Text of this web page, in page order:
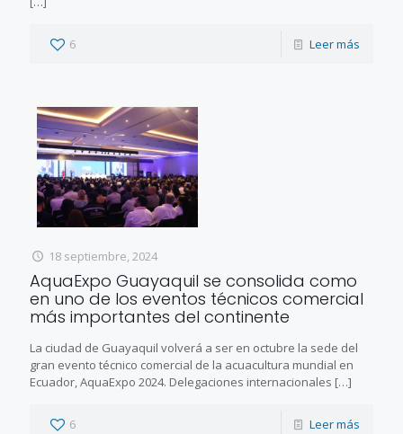
6 Leer más
18 septiembre, 2024
AquaExpo Guayaquil se consolida como
en uno de los eventos técnicos comercial
más importantes del continente
La ciudad de Guayaquil volverá a ser en octubre la sede del
gran evento técnico comercial de la acuacultura mundial en
Ecuador, AquaExpo 2024. Delegaciones internacionales […]
6 Leer más